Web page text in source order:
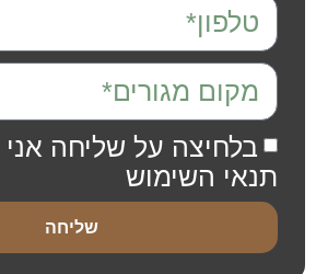
בלחיצה על שליחה
תנאי השימוש
שליחה